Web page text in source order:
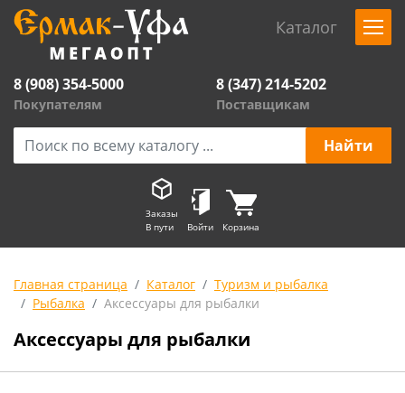
Каталог
8 (908) 354-5000
Покупателям
8 (347) 214-5202
Поставщикам
Заказы
В пути
Войти Корзина
Главная страница Каталог
Туризм и рыбалка
Рыбалка
Аксессуары для рыбалки
Аксессуары для рыбалки